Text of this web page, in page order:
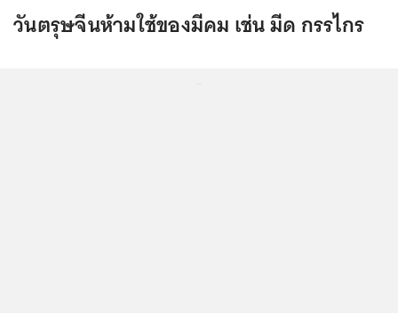
วันตรุษจีนห้ามใช้ของมีคม เช่น มีด กรรไกร